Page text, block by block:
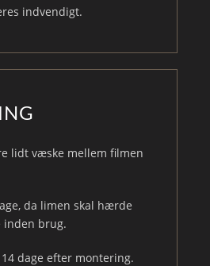
indvendigt.
lidt væske mellem filmen
da limen skal hærde
inden brug.
dage efter montering.